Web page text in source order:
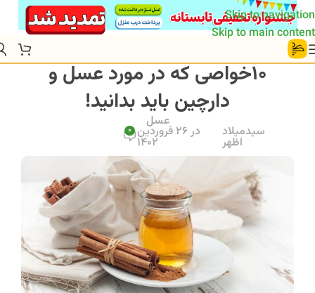
Skip to navigation
Skip to main content
10خواصی که در مورد عسل و
دارچین باید بدانید!
عسل
سیدمیلاد
اظهر
در 26 فروردین
1402
0